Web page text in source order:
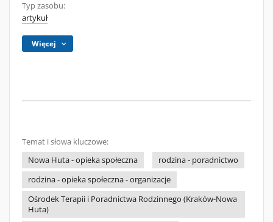
Typ zasobu:
artykuł
Więcej
Temat i słowa kluczowe:
Nowa Huta - opieka społeczna
rodzina - poradnictwo
rodzina - opieka społeczna - organizacje
Ośrodek Terapii i Poradnictwa Rodzinnego (Kraków-Nowa
Huta)